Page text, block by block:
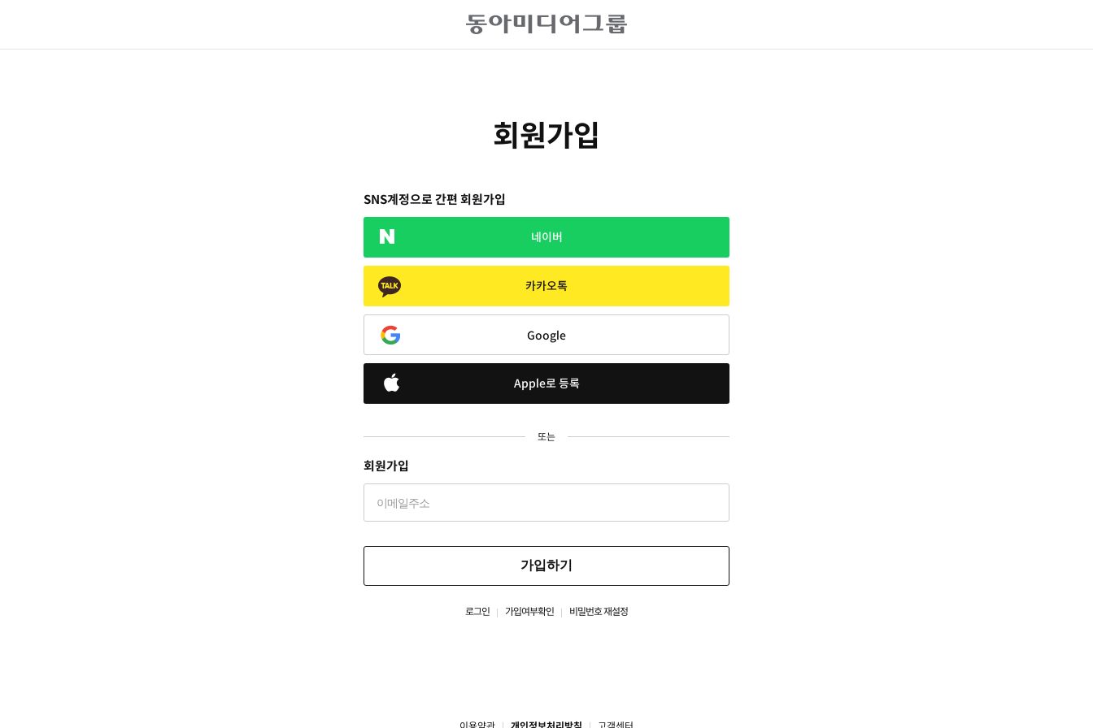
회원가입
SNS계정으로 간편 회원가입
네이버
카카오톡
Google
Apple로 등록
또는
회원가입
가입하기
로그인 가입여부확인 비밀번호 재설정